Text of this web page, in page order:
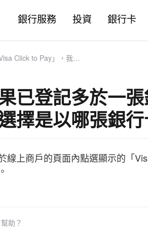
銀行服務 投資 銀行卡
如何選擇是以哪張銀行卡進行付款？
已登記多於一
擇是以哪張銀
線上商戶的頁面內點選顯示的「
助？